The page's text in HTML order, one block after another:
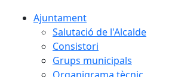
Ajuntament
Salutació de l'Alcalde
Consistori
Grups municipals